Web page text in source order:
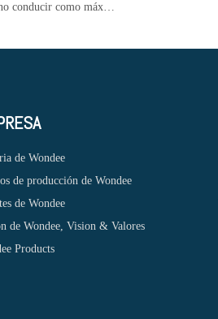
¿Cuánto tiempo puede estacionar un automóvil y no conducir como máximo?
de Wondee
de producción de Wondee
de Wondee
de Wondee, Vision & Valores
Products